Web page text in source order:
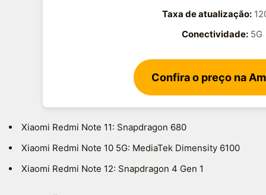
Taxa de atualização:
Conectividade: 5G
Confira o preço na
Xiaomi Redmi Note 11: Snapdragon 680
Xiaomi Redmi Note 10 5G: MediaTek Dimensity 6100
Xiaomi Redmi Note 12: Snapdragon 4 Gen 1